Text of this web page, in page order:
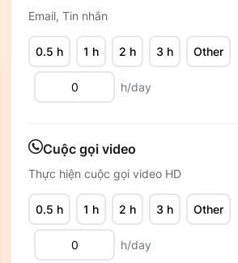
Email, Tin nhắn
0.5 h 1 h 2 h 3 h Other
h/day
Cuộc gọi video
Thực hiện cuộc gọi video HD
0.5 h 1 h 2 h 3 h Other
h/day